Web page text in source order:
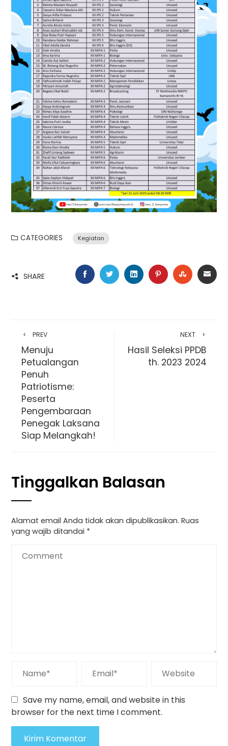
CATEGORIES Kegiatan
SHARE FACEBOOK
TWITTERLINKEDINPINTEREST
PREV
Menuju
Petualangan
Penuh
Patriotisme:
Peserta
Pengembaraan
Penegak Laksana
Siap Melangkah!
NEXT
Hasil Seleksi PPDB
th. 2023 2024
Tinggalkan Balasan
Alamat email Anda tidak akan dipublikasikan. Ruas
yang wajib ditandai *
Save my name, email, and website in this
browser for the next time I comment.